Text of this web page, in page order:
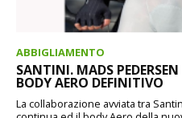
ABBIGLIAMENTO
SANTINI. MADS
BODY AERO DEFINITIVO
La collaborazione avviata tra